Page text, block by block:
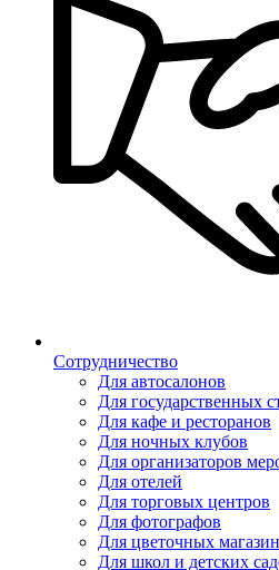
Сотрудничество
Для автосалонов
Для государственных
Для кафе и ресторанов
Для ночных клубов
Для организаторов
Для отелей
Для торговых центров
Для фотографов
Для цветочных
Для школ и детских